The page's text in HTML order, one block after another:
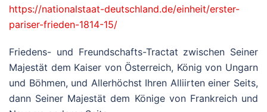
https://nationalstaat-deutschland.de/einheit/erster-
pariser-frieden-1814-15/
Friedens- und Freundschafts-Tractat zwischen Seiner
Majestät dem Kaiser von Österreich, König von Ungarn
und Böhmen, und Allerhöchst Ihren Alliirten einer Seits,
dann Seiner Majestät dem Könige von Frankreich und